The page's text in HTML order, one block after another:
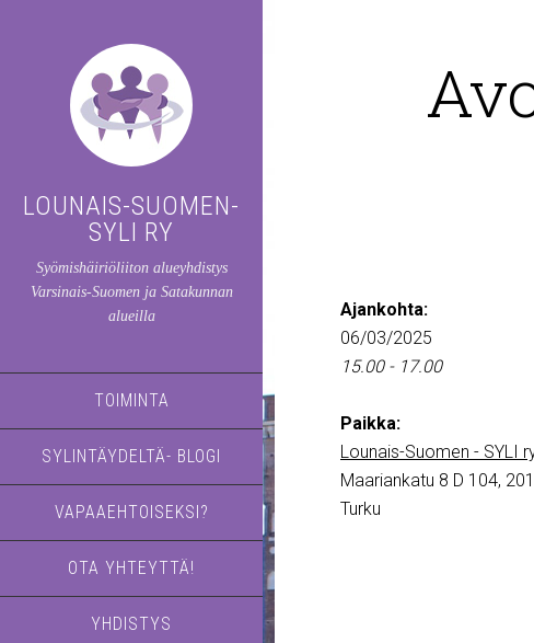
LOUNAIS-SUOMEN-
SYLI RY
Syömishäiriöliiton alueyhdistys
Varsinais-Suomen ja Satakunnan
alueilla
TOIMINTA
SYLINTÄYDELTÄ- BLOGI
VAPAAEHTOISEKSI?
OTA YHTEYTTÄ!
YHDISTYS
Ajankohta:
06/03/2025
15.00 - 17.00
Paikka:
Lounais-Suomen - SYLI
Maariankatu 8 D 104,
Turku